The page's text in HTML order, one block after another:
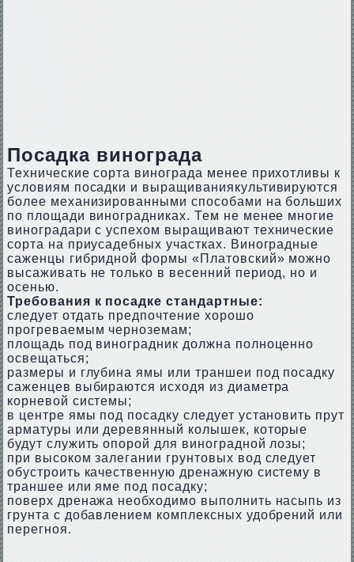
Посадка винограда
Технические сорта винограда менее прихотливы к
условиям посадки и выращиваниякультивируются
более механизированными способами на больших
по площади виноградниках. Тем не менее многие
виноградари с успехом выращивают технические
сорта на приусадебных участках. Виноградные
саженцы гибридной формы «Платовский» можно
высаживать не только в весенний период, но и
осенью.
Требования к посадке стандартные:
следует отдать предпочтение хорошо
прогреваемым черноземам;
площадь под виноградник должна полноценно
освещаться;
размеры и глубина ямы или траншеи под посадку
саженцев выбираются исходя из диаметра
корневой системы;
в центре ямы под посадку следует установить прут
арматуры или деревянный колышек, которые
будут служить опорой для виноградной лозы;
при высоком залегании грунтовых вод следует
обустроить качественную дренажную систему в
траншее или яме под посадку;
поверх дренажа необходимо выполнить насыпь из
грунта с добавлением комплексных удобрений или
перегноя.